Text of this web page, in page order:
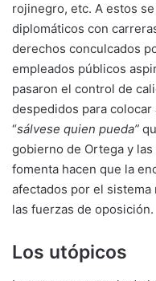
rojinegro, etc. A estos
diplomáticos con
derechos conculcados
empleados públicos
pasaron el control de
despedidos para
“sálvese quien pueda”
gobierno de Ortega y
fomenta hacen que la
afectados por el sistema
las fuerzas de oposición.
Los utópicos